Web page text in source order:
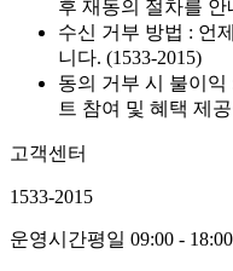
후 재동의 절차를 안
수신 거부 방법 : 언
니다. (1533-2015)
동의 거부 시 불이익
트 참여 및 혜택 제
고객센터
1533-2015
운영시간평일 09:00 -